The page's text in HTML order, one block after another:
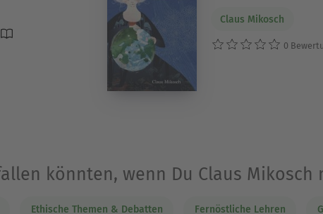
Claus Mikosch
0
könnten, wenn Du Claus Mikosch
Ethische Themen & Debatten Fernöstliche Lehren